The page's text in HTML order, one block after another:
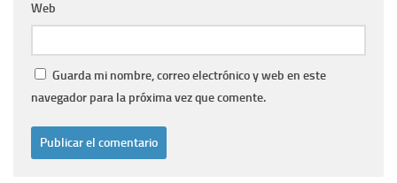
Web
Guarda mi nombre, correo electrónico y web en este
navegador para la próxima vez que comente.